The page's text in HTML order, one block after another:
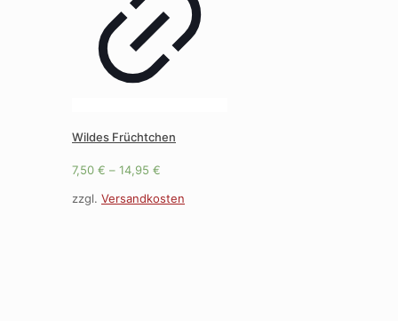
Wildes Früchtchen
7,50 € – 14,95 €
zzgl. Versandkosten